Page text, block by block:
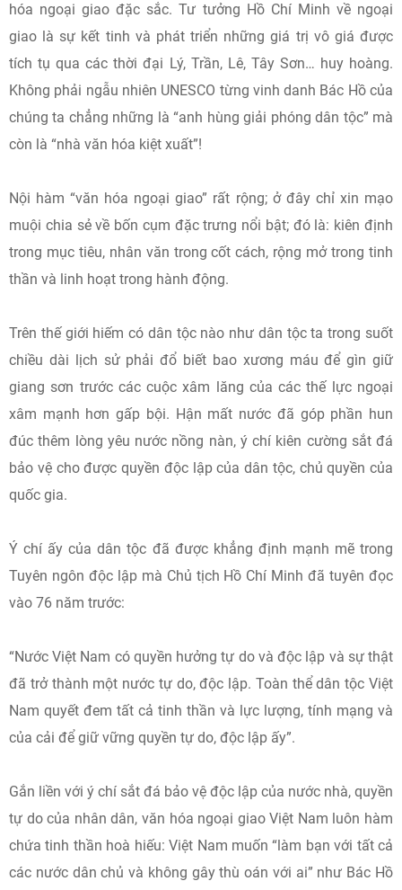
hóa ngoại giao đặc sắc. Tư tưởng Hồ Chí Minh về ngoại
giao là sự kết tinh và phát triển những giá trị vô giá được
tích tụ qua các thời đại Lý, Trần, Lê, Tây Sơn… huy hoàng.
Không phải ngẫu nhiên UNESCO từng vinh danh Bác Hồ của
chúng ta chẳng những là “anh hùng giải phóng dân tộc” mà
còn là “nhà văn hóa kiệt xuất”!
Nội hàm “văn hóa ngoại giao” rất rộng; ở đây chỉ xin mạo
muội chia sẻ về bốn cụm đặc trưng nổi bật; đó là: kiên định
trong mục tiêu, nhân văn trong cốt cách, rộng mở trong tinh
thần và linh hoạt trong hành động.
Trên thế giới hiếm có dân tộc nào như dân tộc ta trong suốt
chiều dài lịch sử phải đổ biết bao xương máu để gìn giữ
giang sơn trước các cuộc xâm lăng của các thế lực ngoại
xâm mạnh hơn gấp bội. Hận mất nước đã góp phần hun
đúc thêm lòng yêu nước nồng nàn, ý chí kiên cường sắt đá
bảo vệ cho được quyền độc lập của dân tộc, chủ quyền của
quốc gia.
Ý chí ấy của dân tộc đã được khẳng định mạnh mẽ trong
Tuyên ngôn độc lập mà Chủ tịch Hồ Chí Minh đã tuyên đọc
vào 76 năm trước:
“Nước Việt Nam có quyền hưởng tự do và độc lập và sự thật
đã trở thành một nước tự do, độc lập. Toàn thể dân tộc Việt
Nam quyết đem tất cả tinh thần và lực lượng, tính mạng và
của cải để giữ vững quyền tự do, độc lập ấy”.
Gắn liền với ý chí sắt đá bảo vệ độc lập của nước nhà, quyền
tự do của nhân dân, văn hóa ngoại giao Việt Nam luôn hàm
chứa tinh thần hoà hiếu: Việt Nam muốn “làm bạn với tất cả
các nước dân chủ và không gây thù oán với ai” như Bác Hồ